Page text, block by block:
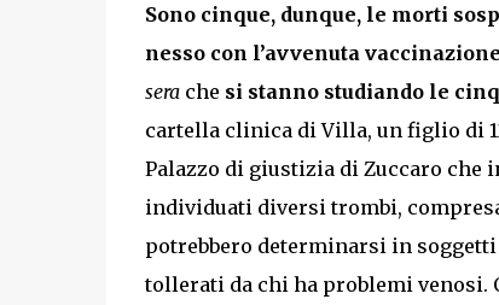
Sono cinque, dunque, le morti
nesso con l’avvenuta
serache si stanno studiando le
cartella clinica di Villa, un figlio di
Palazzo di giustizia di Zuccaro che
individuati diversi trombi,
potrebbero determinarsi in
tollerati da chi ha problemi venosi.